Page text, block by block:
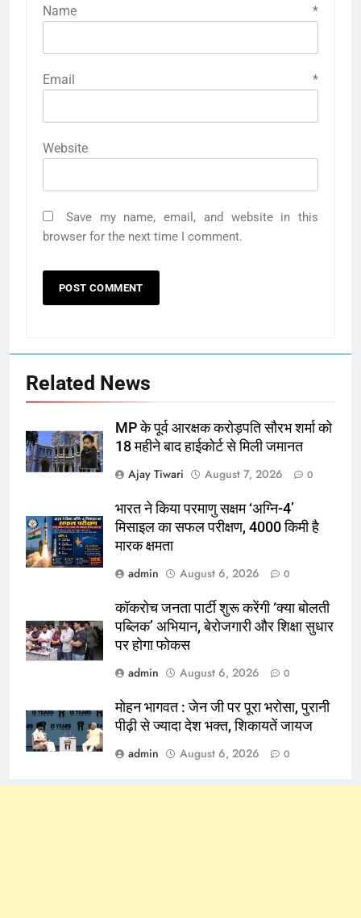
Name *
Email *
Website
Save my name, email, and website in this
browser for the next time I comment.
Related News
MP के पूर्व आरक्षक करोड़पति सौरभ शर्मा को
18 महीने बाद हाईकोर्ट से मिली जमानत
Ajay Tiwari
August 7, 2026 0
भारत ने किया परमाणु सक्षम ‘अग्नि-4’
मिसाइल का सफल परीक्षण, 4000 किमी है
मारक क्षमता
admin
August 6, 2026 0
कॉकरोच जनता पार्टी शुरू करेंगी ‘क्या बोलती
पब्लिक’ अभियान, बेरोजगारी और शिक्षा सुधार
पर होगा फोकस
admin
August 6, 2026 0
मोहन भागवत : जेन जी पर पूरा भरोसा, पुरानी
पीढ़ी से ज्यादा देश भक्त, शिकायतें जायज
admin
August 6, 2026 0